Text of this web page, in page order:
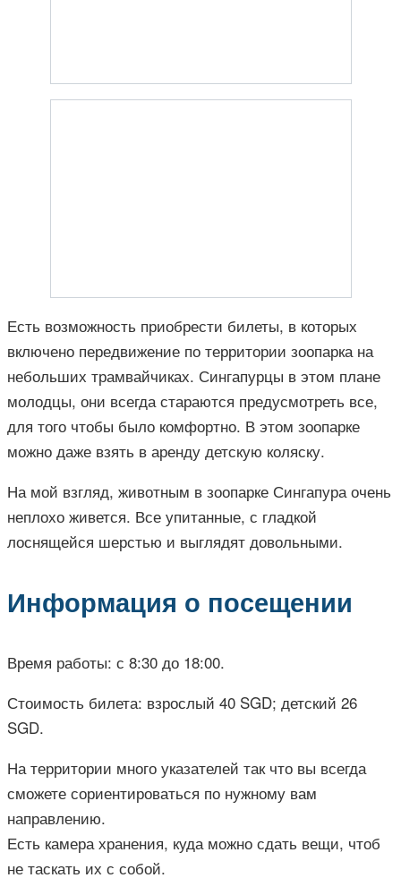
Есть возможность приобрести билеты, в которых
включено передвижение по территории зоопарка на
небольших трамвайчиках. Сингапурцы в этом плане
молодцы, они всегда стараются предусмотреть все,
для того чтобы было комфортно. В этом зоопарке
можно даже взять в аренду детскую коляску.
На мой взгляд, животным в зоопарке Сингапура очень
неплохо живется. Все упитанные, с гладкой
лоснящейся шерстью и выглядят довольными.
Информация о посещении
Время работы: с 8:30 до 18:00.
Стоимость билета: взрослый 40 SGD; детский 26
SGD.
На территории много указателей так что вы всегда
сможете сориентироваться по нужному вам
направлению.
Есть камера хранения, куда можно сдать вещи, чтоб
не таскать их с собой.